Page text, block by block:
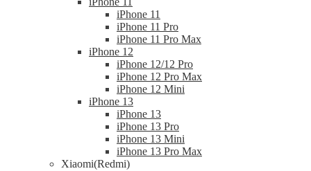
iPhone 11
iPhone 11 Pro
iPhone 11 Pro Max
iPhone 12
iPhone 12/12 Pro
iPhone 12 Pro Max
iPhone 12 Mini
iPhone 13
iPhone 13
iPhone 13 Pro
iPhone 13 Mini
iPhone 13 Pro Max
Xiaomi(Redmi)